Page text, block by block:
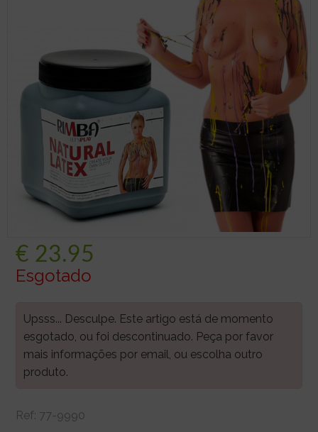
€ 23.95
Esgotado
Upsss... Desculpe. Este artigo está de momento
esgotado, ou foi descontinuado. Peça por favor
mais informações por email, ou escolha outro
produto.
Ref: 77-9990